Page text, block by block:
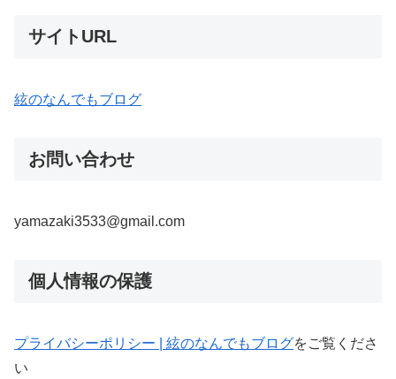
サイトURL
絃のなんでもブログ
お問い合わせ
yamazaki3533@gmail.com
個人情報の保護
プライバシーポリシー | 絃のなんでもブログをご覧くださ
い